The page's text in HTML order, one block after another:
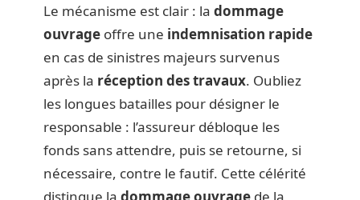
Le mécanisme est clair : la dommage
ouvrage offre une indemnisation rapide
en cas de sinistres majeurs survenus
après la réception des travaux. Oubliez
les longues batailles pour désigner le
responsable : l’assureur débloque les
fonds sans attendre, puis se retourne, si
nécessaire, contre le fautif. Cette célérité
distingue la dommage ouvrage de la